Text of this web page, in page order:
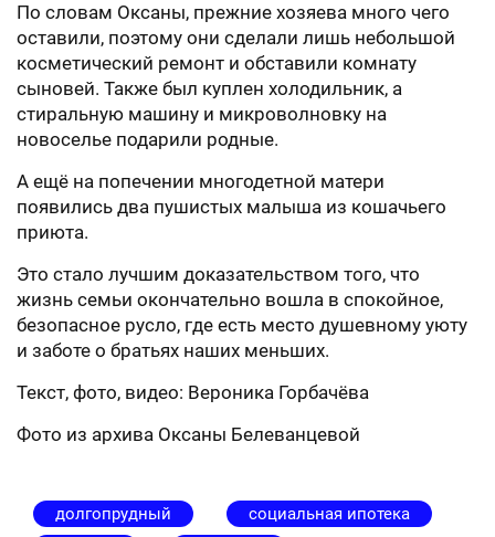
По словам Оксаны, прежние хозяева много чего
оставили, поэтому они сделали лишь небольшой
косметический ремонт и обставили комнату
сыновей. Также был куплен холодильник, а
стиральную машину и микроволновку на
новоселье подарили родные.
А ещё на попечении многодетной матери
появились два пушистых малыша из кошачьего
приюта.
Это стало лучшим доказательством того, что
жизнь семьи окончательно вошла в спокойное,
безопасное русло, где есть место душевному уюту
и заботе о братьях наших меньших.
Текст, фото, видео: Вероника Горбачёва
Фото из архива Оксаны Белеванцевой
долгопрудный
социальная ипотека